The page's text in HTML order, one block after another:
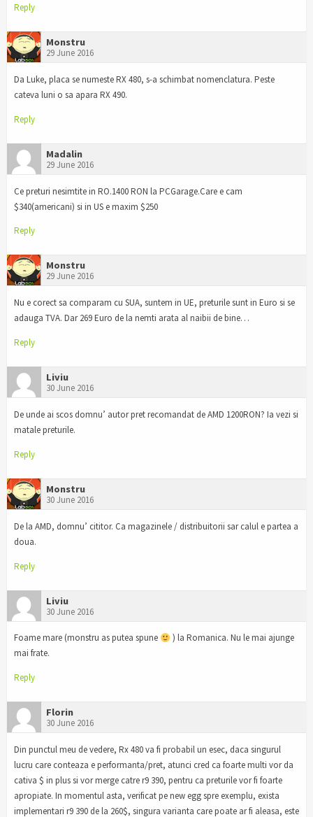
Reply
Monstru
29 June 2016
Da Luke, placa se numeste RX 480, s-a schimbat nomenclatura. Peste
cateva luni o sa apara RX 490.
Reply
Madalin
29 June 2016
Ce preturi nesimtite in RO.1400 RON la PCGarage.Care e cam
$340(americani) si in US e maxim $250
Reply
Monstru
29 June 2016
Nu e corect sa comparam cu SUA, suntem in UE, preturile sunt in Euro si se
adauga TVA. Dar 269 Euro de la nemti arata al naibii de bine…
Reply
Liviu
30 June 2016
De unde ai scos domnu’ autor pret recomandat de AMD 1200RON? Ia vezi si
matale preturile.
Reply
Monstru
30 June 2016
De la AMD, domnu’ cititor. Ca magazinele / distribuitorii sar calul e partea a
doua.
Reply
Liviu
30 June 2016
Foame mare (monstru as putea spune
) la Romanica. Nu le mai ajunge
mai frate.
Reply
Florin
30 June 2016
Din punctul meu de vedere, Rx 480 va fi probabil un esec, daca singurul
lucru care conteaza e performanta/pret, atunci cred ca foarte multi vor da
cativa $ in plus si vor merge catre r9 390, pentru ca preturile vor fi foarte
apropiate. In momentul asta, verificat pe new egg spre exemplu, exista
implementari r9 390 de la 260$, singura varianta care poate ar fi aleasa, este